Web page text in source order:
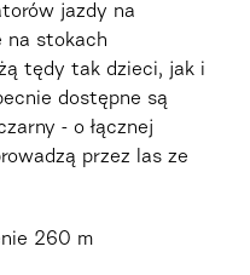
jazdy na
na stokach
tędy tak dzieci, jak i
dostępne są
- o łącznej
przez las ze
260 m